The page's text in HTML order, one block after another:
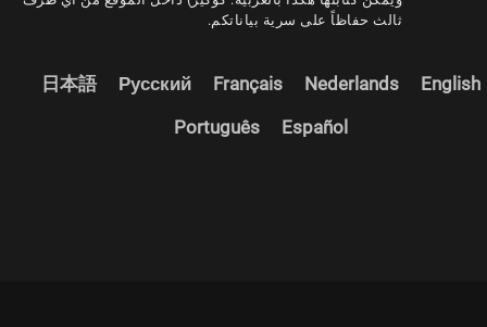
ثالث حفاظاً على سرية بياناتكم.
English
Nederlands
Français
Русский
日本語
Español
Português